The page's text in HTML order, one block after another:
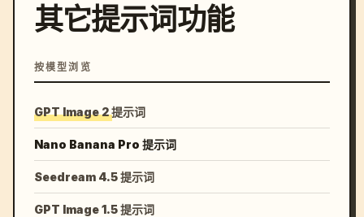
其它提示词功能
按模型浏览
GPT Image 2 提示词
Nano Banana Pro 提示词
Seedream 4.5 提示词
GPT Image 1.5 提示词